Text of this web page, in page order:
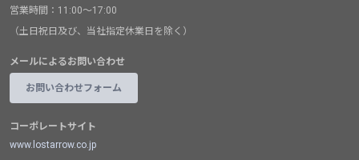
営業時間：11:00～17:00
（土日祝日及び、当社指定休業日を除く）
メールによるお問い合わせ
お問い合わせフォーム
コーポレートサイト
www.lostarrow.co.jp